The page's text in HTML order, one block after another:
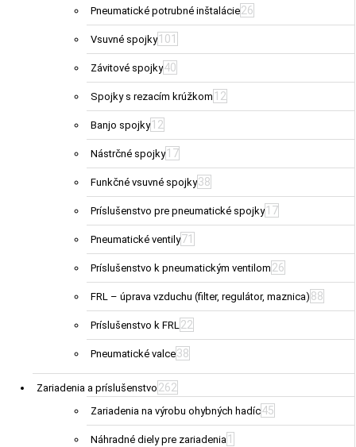
Pneumatické potrubné inštalácie26
Vsuvné spojky 101
Závitové spojky40
Spojky s rezacím krúžkom 12
Banjo spojky 12
Nástrčné spojky 17
Funkčné vsuvné spojky38
Príslušenstvo pre pneumatické spojky 17
Pneumatické ventily71
Príslušenstvo k pneumatickým ventilom 26
FRL – úprava vzduchu (filter, regulátor, maznica) 88
Príslušenstvo k FRL22
Pneumatické valce38
Zariadenia a príslušenstvo 262
Zariadenia na výrobu ohybných hadíc45
Náhradné diely pre zariadenia 1